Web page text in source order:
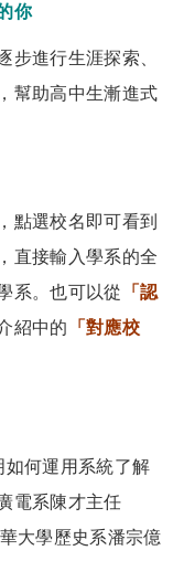
你
步進行生涯探索、
幫助高中生漸進式
點選校名即可看到
直接輸入學系的全
系。也可以從 「認
紹中的
「對應校
何運用系統了解
電系陳才主任
華大學歷史系潘宗億